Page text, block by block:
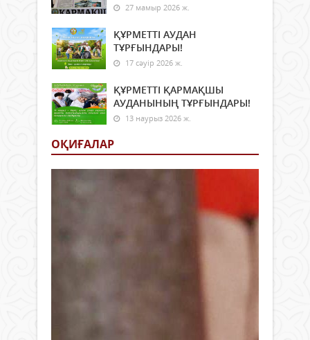
27 мамыр 2026 ж.
ҚҰРМЕТТІ АУДАН
ТҰРҒЫНДАРЫ!
17 сәуір 2026 ж.
ҚҰРМЕТТІ ҚАРМАҚШЫ
АУДАНЫНЫҢ ТҰРҒЫНДАРЫ!
13 наурыз 2026 ж.
ОҚИҒАЛАР